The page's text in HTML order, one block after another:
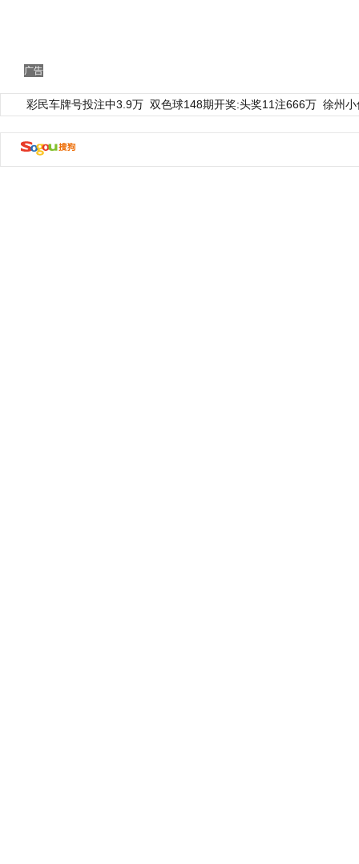
广告
彩民车牌号投注中3.9万 双色球148期开奖:头奖11注666万 徐州